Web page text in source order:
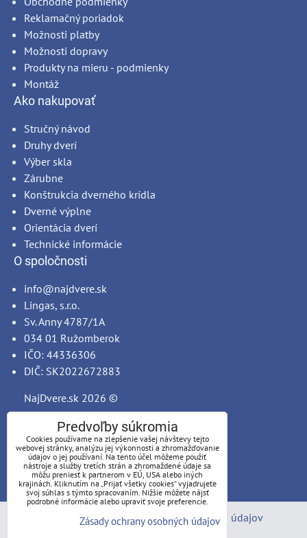
Reklamačný poriadok
Možnosti platby
Možnosti dopravy
Produkty na mieru - podmienky
Montáž
Ako nakupovať
Stručný návod
Druhy dverí
Výber skla
Zárubne
Konštrukcia dverného krídla
Dverné výplne
Orientácia dverí
Technické informácie
O spoločnosti
info@najdvere.sk
Lingas, s.r.o.
Sv. Anny 4787/1A
034 01 Ružomberok
IČO: 44336306
DIČ: SK2022672883
NajDvere.sk 2026 ©
Predvoľby súkromia
Zásady ochrany osobných údajov
Predvoľby súkromia
Cookies používame na zlepšenie vašej návštevy tejto
webovej stránky, analýzu jej výkonnosti a zhromažďovanie
údajov o jej používaní. Na tento účel môžeme použiť
nástroje a služby tretích strán a zhromaždené údaje sa
môžu preniesť k partnerom v EÚ, USA alebo iných
krajinách. Kliknutím na „Prijať všetky cookies“ vyjadrujete
svoj súhlas s týmto spracovaním. Nižšie môžete nájsť
podrobné informácie alebo upraviť svoje preferencie.
Zásady ochrany osobných údajov